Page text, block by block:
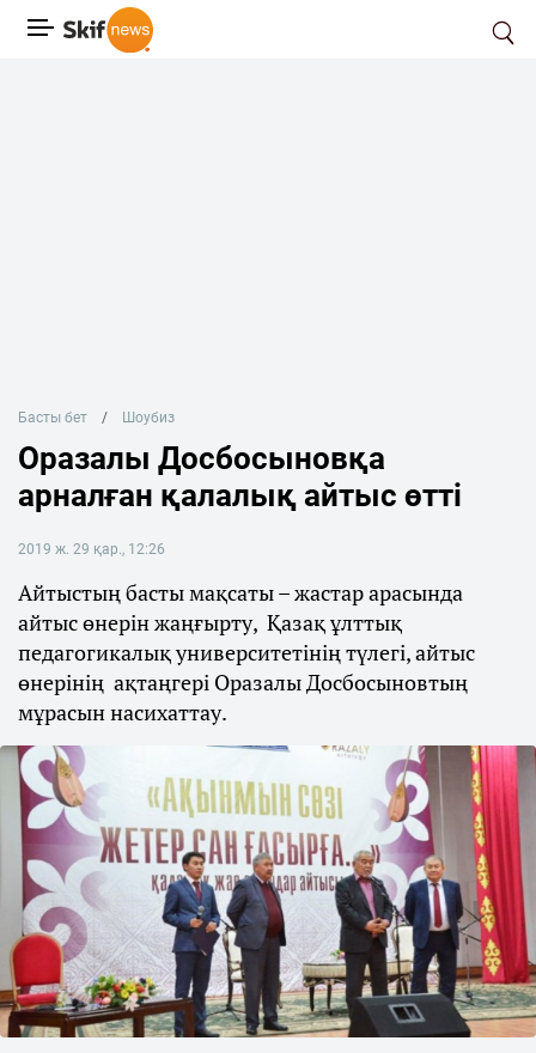
Басты бет Шоубиз
Оразалы Досбосыновқа
арналған қалалық айтыс өтті
2019 ж. 29 қар., 12:26
Айтыстың басты мақсаты – жастар арасында
айтыс өнерін жаңғырту, Қазақ ұлттық
педагогикалық университетінің түлегі, айтыс
өнерінің ақтаңгері Оразалы Досбосыновтың
мұрасын насихаттау.